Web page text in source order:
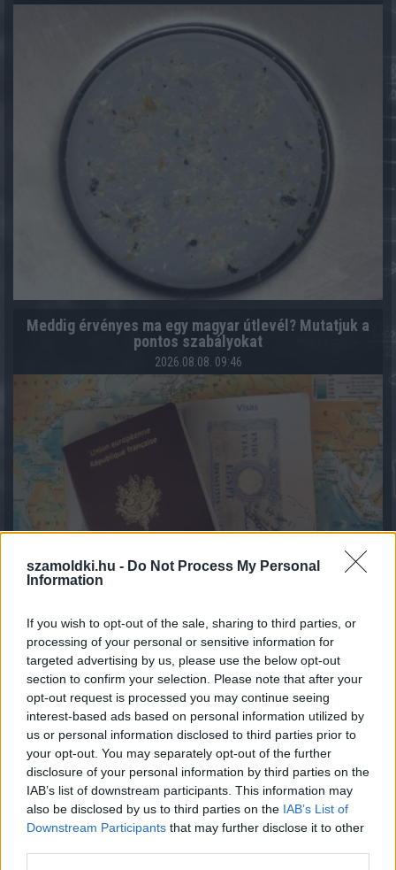
szamoldki.hu - Do Not Process My Personal
Information
If you wish to opt-out of the sale, sharing to third parties, or
processing of your personal or sensitive information for
targeted advertising by us, please use the below opt-out
section to confirm your selection. Please note that after your
opt-out request is processed you may continue seeing
interest-based ads based on personal information utilized by
us or personal information disclosed to third parties prior to
your opt-out. You may separately opt-out of the further
disclosure of your personal information by third parties on the
IAB’s list of downstream participants. This information may
also be disclosed by us to third parties on the IAB’s List of
Downstream Participants that may further disclose it to other
Meddig érvényes ma egy magyar útlevél? Mutatjuk a
pontos szabályokat
2026.08.08. 09:46
Közös megegyezés és végkielégítés: mikor jár pénz a
munkavállalónak?
2026.08.07. 14:54